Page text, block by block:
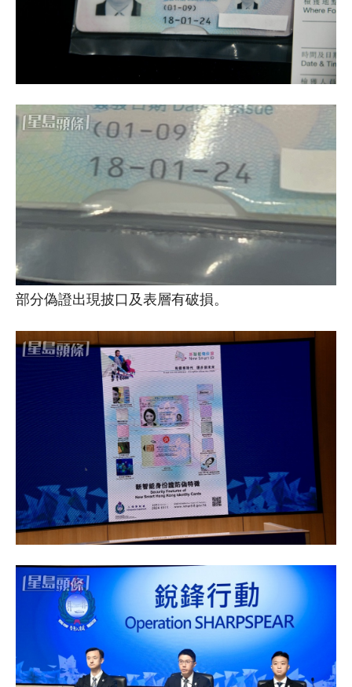
部分偽證出現披口及表層有破損。